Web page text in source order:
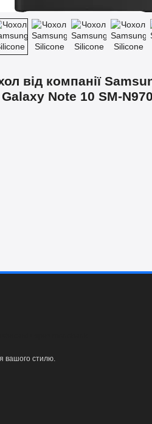
від компанії
Note 10 SM-N970
вашого стилю.